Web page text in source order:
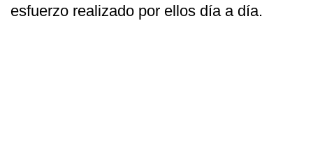
esfuerzo realizado por ellos día a día.